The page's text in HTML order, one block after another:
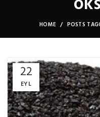
HOME POSTS
22
EYL